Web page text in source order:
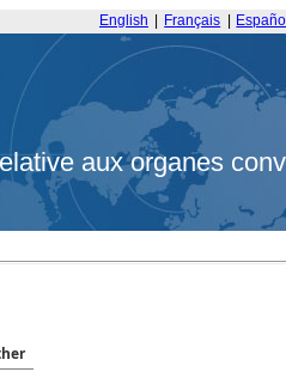
English Français Español
aux organes